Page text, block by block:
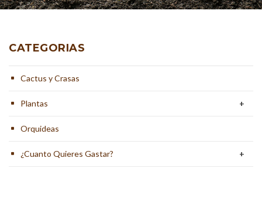
CATEGORIAS
Cactus y Crasas
Plantas +
Orquideas
¿Cuanto Quieres Gastar? +